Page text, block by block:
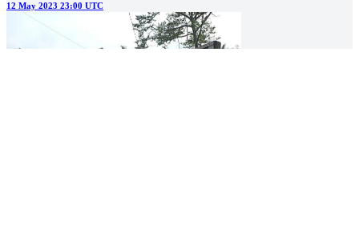
12 May 2023 23:00 UTC